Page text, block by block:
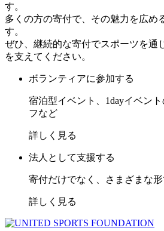
す。
多くの方の寄付で、その魅力を広め
す。
ぜひ、継続的な寄付でスポーツを通
を支えてください。
ボランティアに参加する
宿泊型イベント、1dayイベン
フなど
詳しく見る
法人として支援する
寄付だけでなく、さまざまな形
詳しく見る